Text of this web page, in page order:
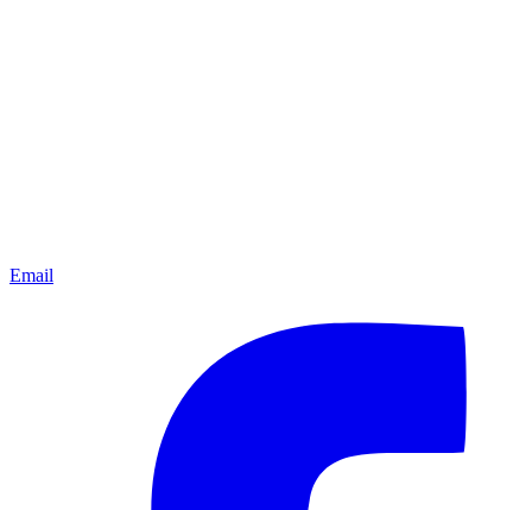
Email